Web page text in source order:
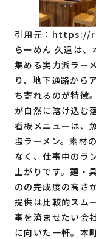
引用元： https://
らーめん 久遠は
集める実力派ラー
り、地下通路から
ち寄れるのが特徴
が自然に溶け込む
看板メニューは、
塩ラーメン。素材
なく、仕事中のラ
上がりです。麺・
のの完成度の高さ
提供は比較的スム
事を済ませたい会
に向いた一軒。本